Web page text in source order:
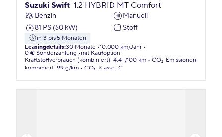
Suzuki Swift 1.2 HYBRID MT Comfort
Benzin
Manuell
81 PS (60 kW)
Stoff
in 3 bis 5 Monaten
Leasingdetails:30 Monate 10.000 km/Jahr
0 € Sonderzahlung
mit Kaufoption
Kraftstoffverbrauch (kombiniert): 4,4 l/100 km
CO₂-Emissionen
kombiniert: 99 g/km CO₂-Klasse: C